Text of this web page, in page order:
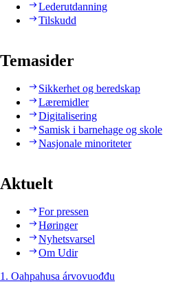
Lederutdanning
Tilskudd
Temasider
Sikkerhet og beredskap
Læremidler
Digitalisering
Samisk i barnehage og skole
Nasjonale minoriteter
Aktuelt
For pressen
Høringer
Nyhetsvarsel
Om Udir
1. Oahpahusa árvovuođđu